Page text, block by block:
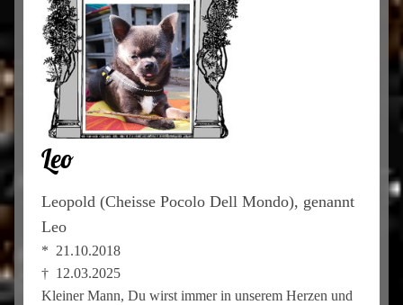
Leo
Leopold (Cheisse Pocolo Dell Mondo), genannt
Leo
* 21.10.2018
† 12.03.2025
Kleiner Mann, Du wirst immer in unserem Herzen und